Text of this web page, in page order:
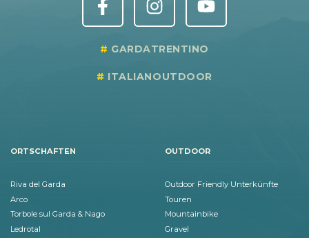
GARDATRENTINO
ITALIANOUTDOOR
ORTSCHAFTEN
Riva del Garda
Arco
Torbole sul Garda & Nago
Ledrotal
OUTDOOR
Outdoor Friendly Unterkünfte
Touren
Mountainbike
Gravel